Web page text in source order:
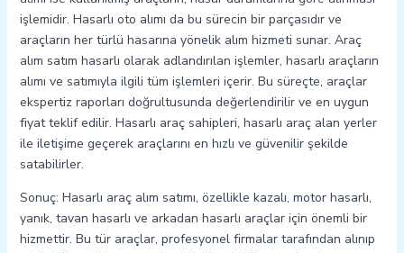
işlemidir. Hasarlı oto alımı da bu sürecin bir parçasıdır ve
araçların her türlü hasarına yönelik alım hizmeti sunar. Araç
alım satım hasarlı olarak adlandırılan işlemler, hasarlı araçların
alımı ve satımıyla ilgili tüm işlemleri içerir. Bu süreçte, araçlar
ekspertiz raporları doğrultusunda değerlendirilir ve en uygun
fiyat teklif edilir. Hasarlı araç sahipleri, hasarlı araç alan yerler
ile iletişime geçerek araçlarını en hızlı ve güvenilir şekilde
satabilirler.
Sonuç: Hasarlı araç alım satımı, özellikle kazalı, motor hasarlı,
yanık, tavan hasarlı ve arkadan hasarlı araçlar için önemli bir
hizmettir. Bu tür araçlar, profesyonel firmalar tarafından alınıp